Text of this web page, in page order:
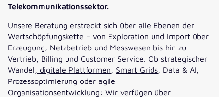
Telekommunikationssektor.
Unsere Beratung erstreckt sich über alle Ebenen der
Wertschöpfungskette – von Exploration und Import über
Erzeugung, Netzbetrieb und Messwesen bis hin zu
Vertrieb, Billing und Customer Service. Ob strategischer
Wandel,
digitale Plattformen Smart Grids , Data & AI,
Prozessoptimierung oder agile
Organisationsentwicklung: Wir verfügen über